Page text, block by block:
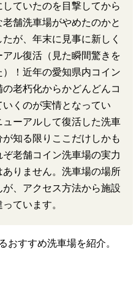
していたのを目撃してから
舗洗車場がやめたのかと
が、年末に見事に新しく
ル復活（見た瞬間驚きを
！近年の愛知県内コイン
老朽化からかどんどんコ
くのが実情となってい
ーアルして復活した洗車
知る限りここだけしかも
老舗コイン洗車場の実力
ありません。洗車場の場所
、アクセス方法から施設
ています。
おすすめ洗車場を紹介。